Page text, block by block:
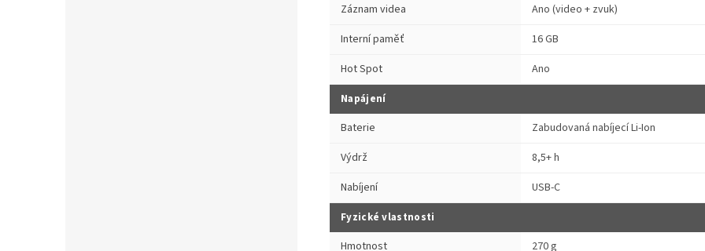
Záznam videa
Ano (video + zvuk)
Interní paměť
16 GB
Hot Spot
Ano
Napájení
Baterie
Zabudovaná nabíjecí Li-Ion
Výdrž
8,5+ h
Nabíjení
USB-C
Fyzické vlastnosti
Hmotnost 270 g